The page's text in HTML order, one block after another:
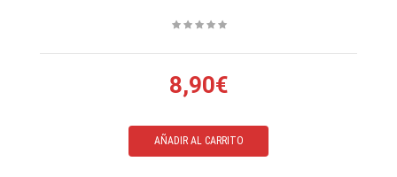
8,90€
AÑADIR AL CARRITO